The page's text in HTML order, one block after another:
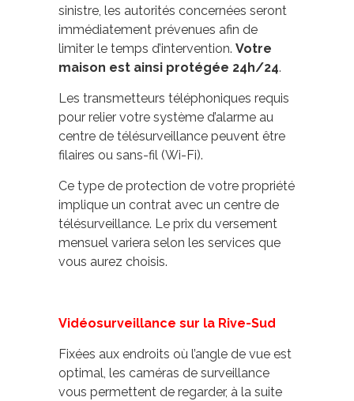
sinistre, les autorités concernées seront
immédiatement prévenues afin de
limiter le temps d’intervention. Votre
maison est ainsi protégée 24h/24.
Les transmetteurs téléphoniques requis
pour relier votre système d’alarme au
centre de télésurveillance peuvent être
filaires ou sans-fil (Wi-Fi).
Ce type de protection de votre propriété
implique un contrat avec un centre de
télésurveillance. Le prix du versement
mensuel variera selon les services que
vous aurez choisis.
Vidéosurveillance sur la Rive-Sud
Fixées aux endroits où l’angle de vue est
optimal, les caméras de surveillance
vous permettent de regarder, à la suite